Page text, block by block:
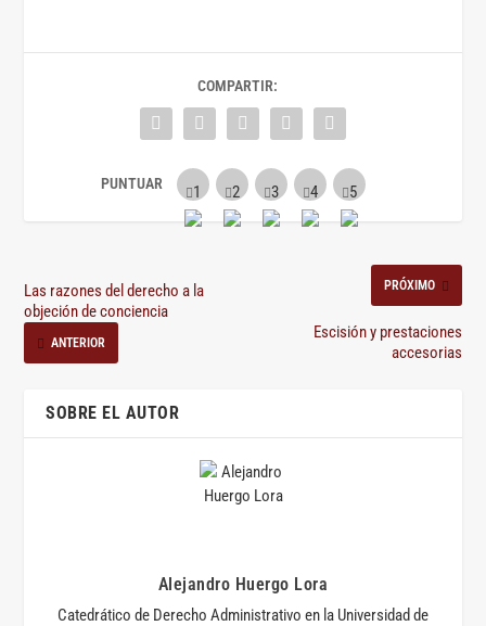
COMPARTIR:
Las razones del derecho a la
objeción de conciencia
ANTERIOR
PRÓXIMO
Escisión y prestaciones
accesorias
SOBRE EL AUTOR
Alejandro Huergo Lora
Catedrático de Derecho Administrativo en la Universidad de